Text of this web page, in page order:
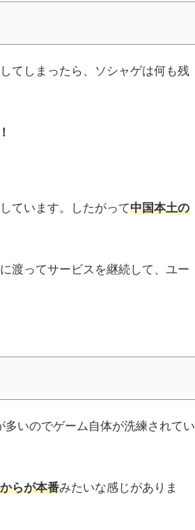
てしまったら、ソシャゲは何も残
ています。したがって中国本土の
渡ってサービスを継続して、ユー
いのでゲーム自体が洗練されてい
らが本番みたいな感じがありま